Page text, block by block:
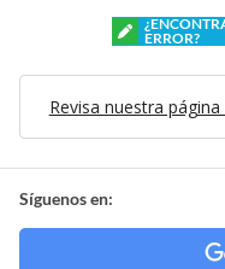
ERROR?
Revisa nuestra
Síguenos en: